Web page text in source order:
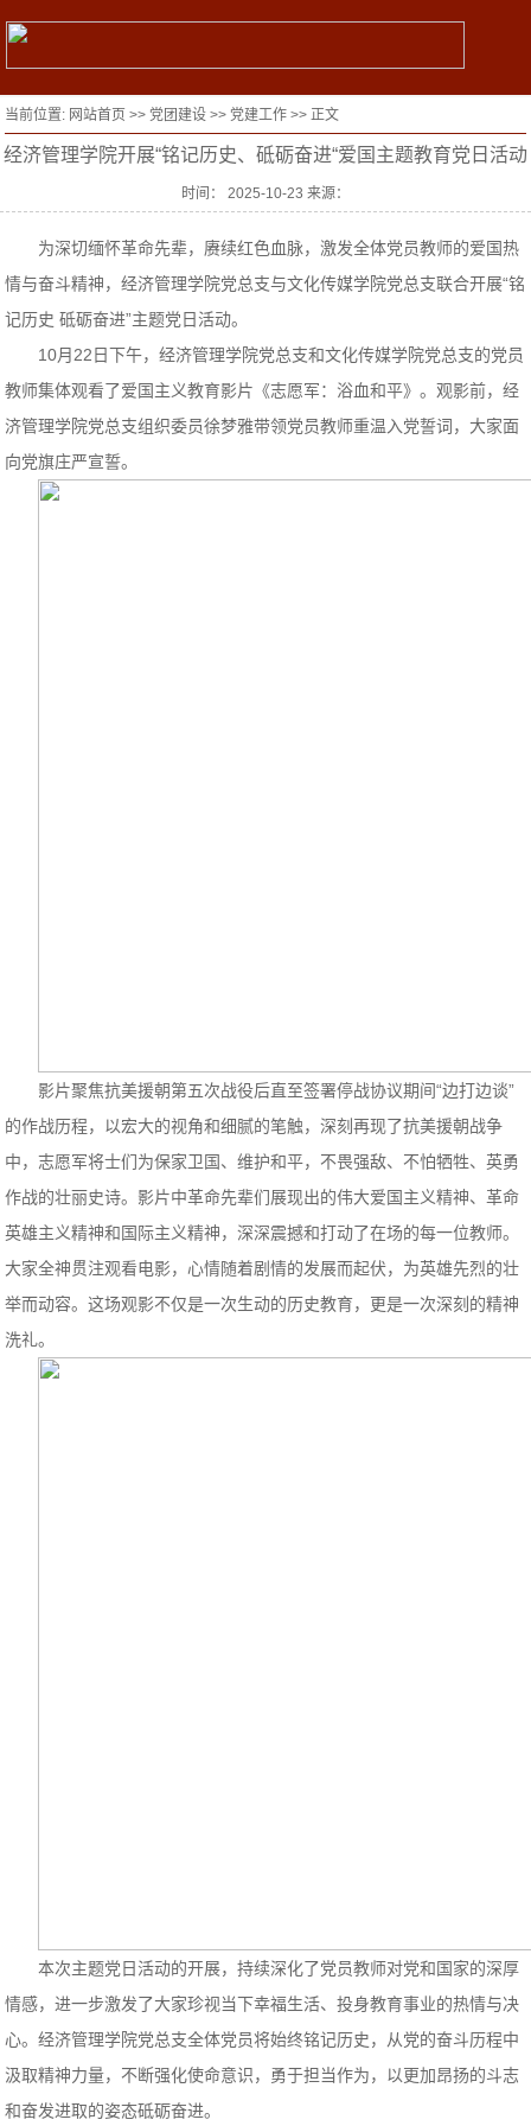
当前位置: 网站首页 >> 党团建设 >> 党建工作 >> 正文
经济管理学院开展“铭记历史、砥砺奋进“爱国主题教育党日活动
时间： 2025-10-23 来源：
为深切缅怀革命先辈，赓续红色血脉，激发全体党员教师的爱国热
情与奋斗精神，经济管理学院党总支与文化传媒学院党总支联合开展“铭
记历史 砥砺奋进”主题党日活动。
10月22日下午，经济管理学院党总支和文化传媒学院党总支的党员
教师集体观看了爱国主义教育影片《志愿军：浴血和平》。观影前，经
济管理学院党总支组织委员徐梦雅带领党员教师重温入党誓词，大家面
向党旗庄严宣誓。
影片聚焦抗美援朝第五次战役后直至签署停战协议期间“边打边谈”
的作战历程，以宏大的视角和细腻的笔触，深刻再现了抗美援朝战争
中，志愿军将士们为保家卫国、维护和平，不畏强敌、不怕牺牲、英勇
作战的壮丽史诗。影片中革命先辈们展现出的伟大爱国主义精神、革命
英雄主义精神和国际主义精神，深深震撼和打动了在场的每一位教师。
大家全神贯注观看电影，心情随着剧情的发展而起伏，为英雄先烈的壮
举而动容。这场观影不仅是一次生动的历史教育，更是一次深刻的精神
洗礼。
本次主题党日活动的开展，持续深化了党员教师对党和国家的深厚
情感，进一步激发了大家珍视当下幸福生活、投身教育事业的热情与决
心。经济管理学院党总支全体党员将始终铭记历史，从党的奋斗历程中
汲取精神力量，不断强化使命意识，勇于担当作为，以更加昂扬的斗志
和奋发进取的姿态砥砺奋进。